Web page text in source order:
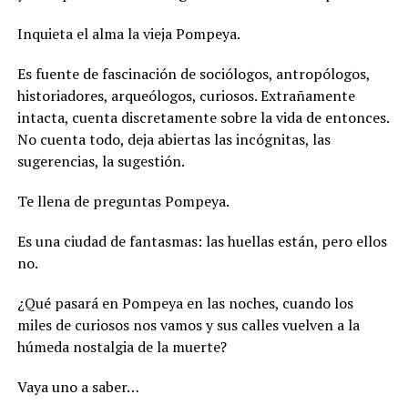
Inquieta el alma la vieja Pompeya.
Es fuente de fascinación de sociólogos, antropólogos,
historiadores, arqueólogos, curiosos. Extrañamente
intacta, cuenta discretamente sobre la vida de entonces.
No cuenta todo, deja abiertas las incógnitas, las
sugerencias, la sugestión.
Te llena de preguntas Pompeya.
Es una ciudad de fantasmas: las huellas están, pero ellos
no.
¿Qué pasará en Pompeya en las noches, cuando los
miles de curiosos nos vamos y sus calles vuelven a la
húmeda nostalgia de la muerte?
Vaya uno a saber…